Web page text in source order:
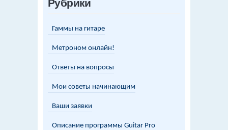
Рубрики
Гаммы на гитаре
Метроном онлайн!
Ответы на вопросы
Мои советы начинающим
Ваши заявки
Описание программы Guitar Pro